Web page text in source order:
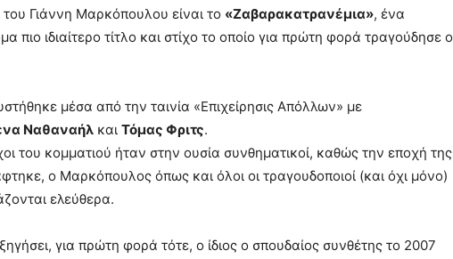
Γιάννη Μαρκόπουλου είναι το «Ζαβαρακατρανέμια», ένα
πιο ιδιαίτερο τίτλο και στίχο το οποίο για πρώτη φορά τραγούδησε ο
μέσα από την ταινία «Επιχείρησις Απόλλων» με
Ναθαναήλ και Τόμας Φριτς.
του κομματιού ήταν στην ουσία συνθηματικοί, καθώς την εποχή της
ο Μαρκόπουλος όπως και όλοι οι τραγουδοποιοί (και όχι μόνο)
ελεύθερα.
για πρώτη φορά τότε, ο ίδιος ο σπουδαίος συνθέτης το 2007